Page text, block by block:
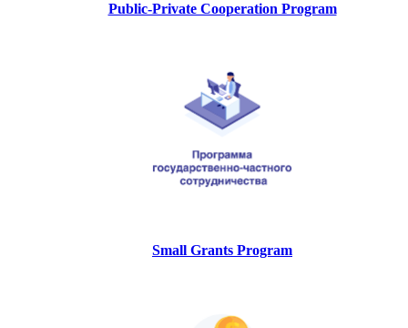
Public-Private Cooperation Program
Small Grants Program